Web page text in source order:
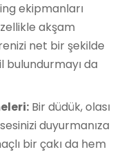
ekipmanları
akşam
net bir şekilde
bulundurmayı da
Bir düdük, olası
duyurmanıza
bir çakı da hem